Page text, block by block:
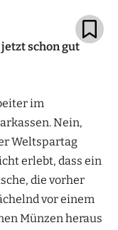
schon gut
im
Nein,
Weltspartag
erlebt, dass ein
die vorher
vor einem
Münzen heraus